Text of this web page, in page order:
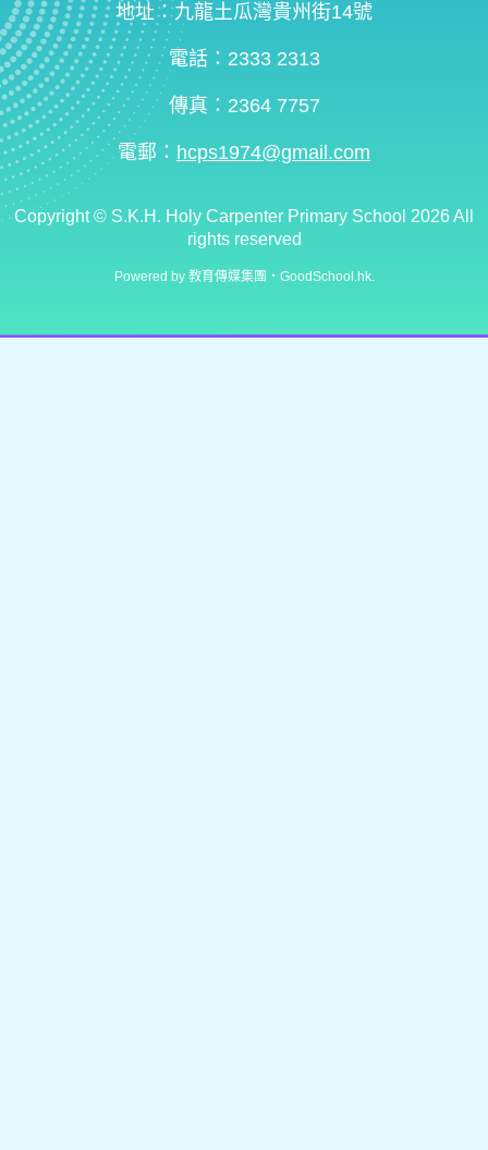
地址：九龍土瓜灣貴州街14號
電話：2333 2313
傳真：2364 7757
電郵： hcps1974@gmail.com
Copyright © S.K.H. Holy Carpenter Primary School 2026 All
rights reserved
Powered by 教育傳媒集團 ‧ GoodSchool.hk.